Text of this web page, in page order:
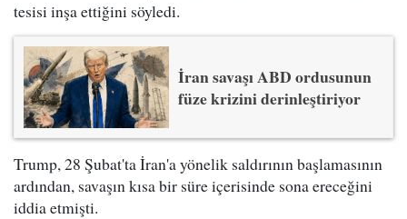
tesisi inşa ettiğini söyledi.
İran savaşı ABD ordusunun
füze krizini derinleştiriyor
Trump, 28 Şubat'ta İran'a yönelik saldırının başlamasının
ardından, savaşın kısa bir süre içerisinde sona ereceğini
iddia etmişti.